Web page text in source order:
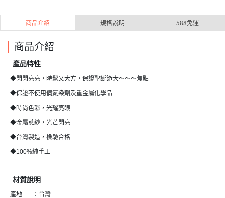
商品介紹 規格說明 588免運
商品介紹
產品特性
◆閃閃亮亮，時髦又大方，保證聖誕節大～～～焦點
◆保證不使用偶氮染劑及重金屬化學品
◆時尚色彩，光耀亮眼
◆金屬蔥紗，光芒閃亮
◆台灣製造，檢驗合格
◆100%純手工
材質說明
產地 ：台灣